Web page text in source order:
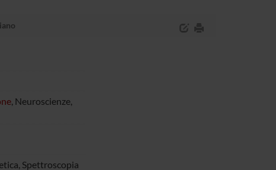
, Neuroscienze,
Spettroscopia